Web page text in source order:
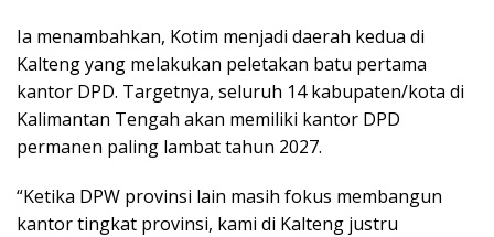
Ia menambahkan, Kotim menjadi daerah kedua di
Kalteng yang melakukan peletakan batu pertama
kantor DPD. Targetnya, seluruh 14 kabupaten/kota di
Kalimantan Tengah akan memiliki kantor DPD
permanen paling lambat tahun 2027.
“Ketika DPW provinsi lain masih fokus membangun
kantor tingkat provinsi, kami di Kalteng justru